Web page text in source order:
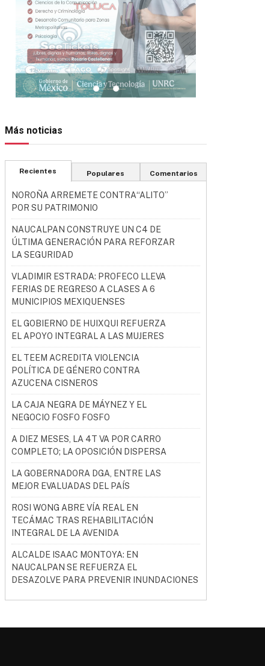
Más noticias
Recientes Populares Comentarios
NOROÑA ARREMETE CONTRA“ALITO”
POR SU PATRIMONIO
NAUCALPAN CONSTRUYE UN C4 DE
ÚLTIMA GENERACIÓN PARA REFORZAR
LA SEGURIDAD
VLADIMIR ESTRADA: PROFECO LLEVA
FERIAS DE REGRESO A CLASES A 6
MUNICIPIOS MEXIQUENSES
EL GOBIERNO DE HUIXQUI REFUERZA
EL APOYO INTEGRAL A LAS MUJERES
EL TEEM ACREDITA VIOLENCIA
POLÍTICA DE GÉNERO CONTRA
AZUCENA CISNEROS
LA CAJA NEGRA DE MÁYNEZ Y EL
NEGOCIO FOSFO FOSFO
A DIEZ MESES, LA 4T VA POR CARRO
COMPLETO; LA OPOSICIÓN DISPERSA
LA GOBERNADORA DGA, ENTRE LAS
MEJOR EVALUADAS DEL PAÍS
ROSI WONG ABRE VÍA REAL EN
TECÁMAC TRAS REHABILITACIÓN
INTEGRAL DE LA AVENIDA
ALCALDE ISAAC MONTOYA: EN
NAUCALPAN SE REFUERZA EL
DESAZOLVE PARA PREVENIR INUNDACIONES